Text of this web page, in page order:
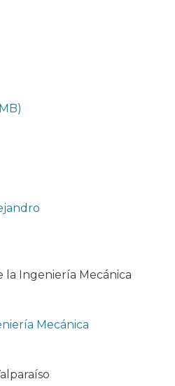
la Ingeniería Mecánica
Mecánica